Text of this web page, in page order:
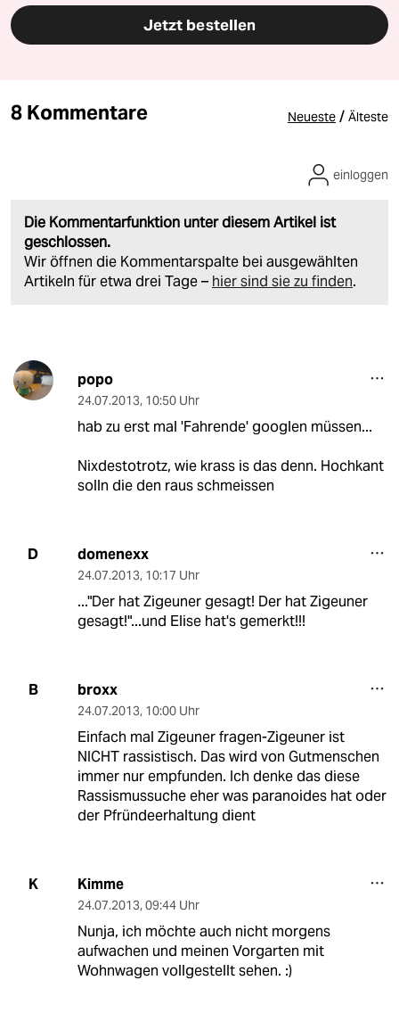
Jetzt bestellen
8 Kommentare Neueste / Älteste
Die Kommentarfunktion unter diesem Artikel ist
geschlossen.
Wir öffnen die Kommentarspalte bei ausgewählten
Artikeln für etwa drei Tage – hier sind sie zu finden.
einloggen
popo
24.07.2013, 10:50 Uhr
hab zu erst mal 'Fahrende' googlen müssen...
Nixdestotrotz, wie krass is das denn. Hochkant
solln die den raus schmeissen
D domenexx
24.07.2013, 10:17 Uhr
..."Der hat Zigeuner gesagt! Der hat Zigeuner
gesagt!"...und Elise hat's gemerkt!!!
B broxx
24.07.2013, 10:00 Uhr
Einfach mal Zigeuner fragen-Zigeuner ist
NICHT rassistisch. Das wird von Gutmenschen
immer nur empfunden. Ich denke das diese
Rassismussuche eher was paranoides hat oder
der Pfründeerhaltung dient
K Kimme
24.07.2013, 09:44 Uhr
Nunja, ich möchte auch nicht morgens
aufwachen und meinen Vorgarten mit
Wohnwagen vollgestellt sehen. :)